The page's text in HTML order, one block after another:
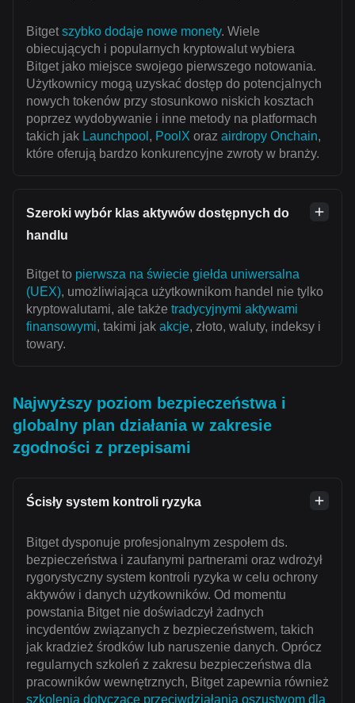
Bitget szybko dodaje nowe monety. Wiele
obiecujących i popularnych kryptowalut wybiera
Bitget jako miejsce swojego pierwszego notowania.
Użytkownicy mogą uzyskać dostęp do potencjalnych
nowych tokenów przy stosunkowo niskich kosztach
poprzez wydobywanie i inne metody na platformach
takich jak Launchpool , PoolX oraz airdropy Onchain,
które oferują bardzo konkurencyjne zwroty w branży.
Szeroki wybór klas aktywów dostępnych do
handlu
Bitget to pierwsza na świecie giełda uniwersalna
(UEX), umożliwiająca użytkownikom handel nie tylko
kryptowalutami, ale także tradycyjnymi aktywami
finansowymi, takimi jak akcje, złoto, waluty, indeksy i
towary.
Najwyższy poziom bezpieczeństwa i
globalny plan działania w zakresie
zgodności z przepisami
Ścisły system kontroli ryzyka
Bitget dysponuje profesjonalnym zespołem ds.
bezpieczeństwa i zaufanymi partnerami oraz wdrożył
rygorystyczny system kontroli ryzyka w celu ochrony
aktywów i danych użytkowników. Od momentu
powstania Bitget nie doświadczył żadnych
incydentów związanych z bezpieczeństwem, takich
jak kradzież środków lub naruszenie danych. Oprócz
regularnych szkoleń z zakresu bezpieczeństwa dla
pracowników wewnętrznych, Bitget zapewnia również
szkolenia dotyczące przeciwdziałania oszustwom dla